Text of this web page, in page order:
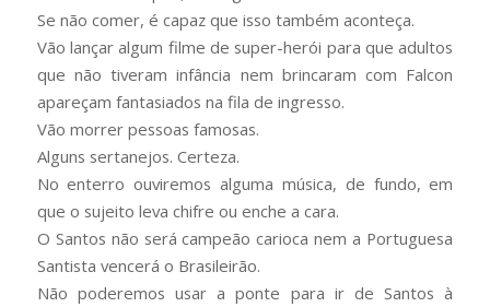
Se não comer, é capaz que isso também aconteça.
Vão lançar algum filme de super-herói para que adultos
que não tiveram infância nem brincaram com Falcon
apareçam fantasiados na fila de ingresso.
Vão morrer pessoas famosas.
Alguns sertanejos. Certeza.
No enterro ouviremos alguma música, de fundo, em
que o sujeito leva chifre ou enche a cara.
O Santos não será campeão carioca nem a Portuguesa
Santista vencerá o Brasileirão.
Não poderemos usar a ponte para ir de Santos à